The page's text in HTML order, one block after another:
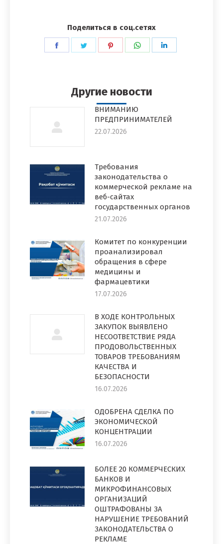
Поделиться в соц.сетях
ПоделитьсяПоделитьсяПоделитьсяПоделиться
Другие новости
ВНИМАНИЮ
ПРЕДПРИНИМАТЕЛЕЙ
22.07.2026
Требования
законодательства о
коммерческой рекламе на
веб-сайтах
государственных органов
21.07.2026
Комитет по конкуренции
проанализировал
обращения в сфере
медицины и
фармацевтики
17.07.2026
В ХОДЕ КОНТРОЛЬНЫХ
ЗАКУПОК ВЫЯВЛЕНО
НЕСООТВЕТСТВИЕ РЯДА
ПРОДОВОЛЬСТВЕННЫХ
ТОВАРОВ ТРЕБОВАНИЯМ
КАЧЕСТВА И
БЕЗОПАСНОСТИ
16.07.2026
ОДОБРЕНА СДЕЛКА ПО
ЭКОНОМИЧЕСКОЙ
КОНЦЕНТРАЦИИ
16.07.2026
БОЛЕЕ 20 КОММЕРЧЕСКИХ
БАНКОВ И
МИКРОФИНАНСОВЫХ
ОРГАНИЗАЦИЙ
ОШТРАФОВАНЫ ЗА
НАРУШЕНИЕ ТРЕБОВАНИЙ
ЗАКОНОДАТЕЛЬСТВА О
РЕКЛАМЕ